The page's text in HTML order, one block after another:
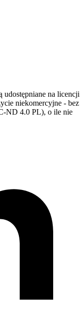
udostępniane na licencji
niekomercyjne - bez
ND 4.0 PL), o ile nie